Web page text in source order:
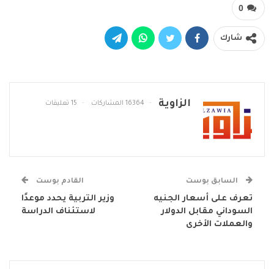
0
شارك
الزاوية 16364 المشاركات 15 تعليقات
السابق بوست
تعرف على أسعار الجنيه
السوداني مقابل الدولار
والعملات الأخرى
القادم بوست
وزير التربية يحدد موعدًا
لاستئناف الدراسة